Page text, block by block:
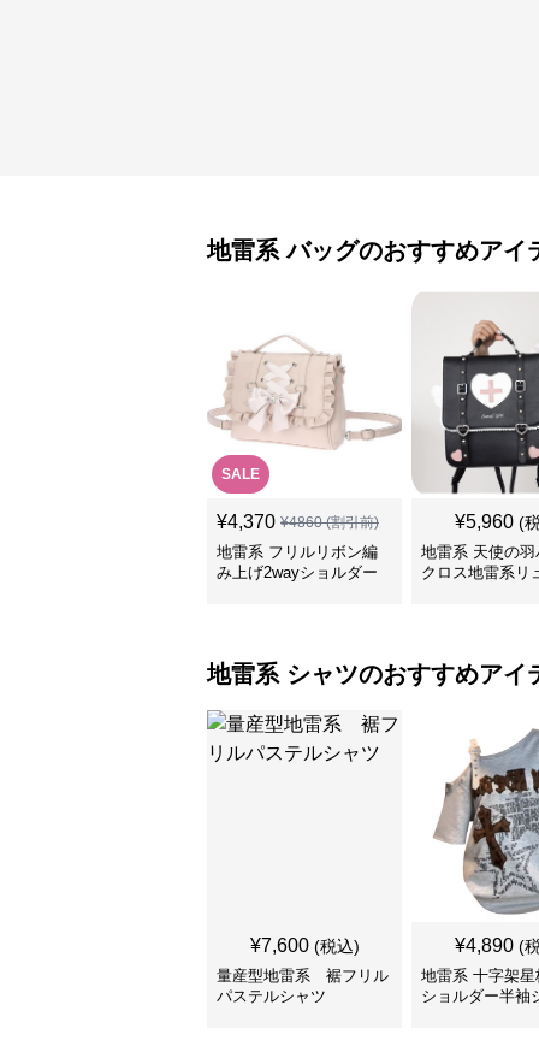
地雷系 バッグのおすすめアイ
SALE
¥4,370 ¥4860(割引前)
地雷系 フリルリボン編
み上げ2wayショルダー
¥5,960 (
地雷系 天使の羽
クロス地雷系リ
地雷系 シャツのおすすめアイ
¥7,600 (税込)
量産型地雷系 裾フリル
パステルシャツ
¥4,890 (
地雷系 十字架星
ショルダー半袖